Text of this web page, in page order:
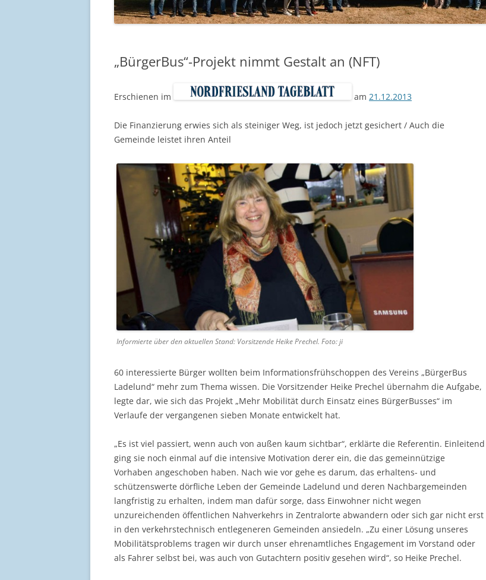
„BürgerBus“-Projekt nimmt Gestalt an (NFT)
Erschienen im am 21.12.2013
Die Finanzierung erwies sich als steiniger Weg, ist jedoch jetzt gesichert / Auch die
Gemeinde leistet ihren Anteil
Informierte über den aktuellen Stand: Vorsitzende Heike Prechel. Foto: ji
60 interessierte Bürger wollten beim Informationsfrühschoppen des Vereins „BürgerBus
Ladelund“ mehr zum Thema wissen. Die Vorsitzender Heike Prechel übernahm die Aufgabe,
legte dar, wie sich das Projekt „Mehr Mobilität durch Einsatz eines BürgerBusses“ im
Verlaufe der vergangenen sieben Monate entwickelt hat.
„Es ist viel passiert, wenn auch von außen kaum sichtbar“, erklärte die Referentin. Einleitend
ging sie noch einmal auf die intensive Motivation derer ein, die das gemeinnützige
Vorhaben angeschoben haben. Nach wie vor gehe es darum, das erhaltens- und
schützenswerte dörfliche Leben der Gemeinde Ladelund und deren Nachbargemeinden
langfristig zu erhalten, indem man dafür sorge, dass Einwohner nicht wegen
unzureichenden öffentlichen Nahverkehrs in Zentralorte abwandern oder sich gar nicht erst
in den verkehrstechnisch entlegeneren Gemeinden ansiedeln. „Zu einer Lösung unseres
Mobilitätsproblems tragen wir durch unser ehrenamtliches Engagement im Vorstand oder
als Fahrer selbst bei, was auch von Gutachtern positiv gesehen wird“, so Heike Prechel.